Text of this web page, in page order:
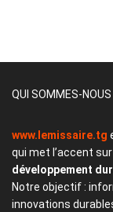
QUI SOMMES-NOUS
www.lemissaire.tg
qui met l’accent sur
développement
Notre objectif :
innovations